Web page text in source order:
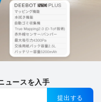
ュースを入手
提出する